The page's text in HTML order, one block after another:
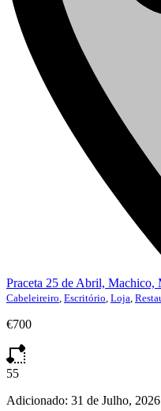
Praceta 25 de Abril, Machico,
Cabeleireiro, Escritório, Loja,
€700
55
Adicionado: 31 de Julho, 2026